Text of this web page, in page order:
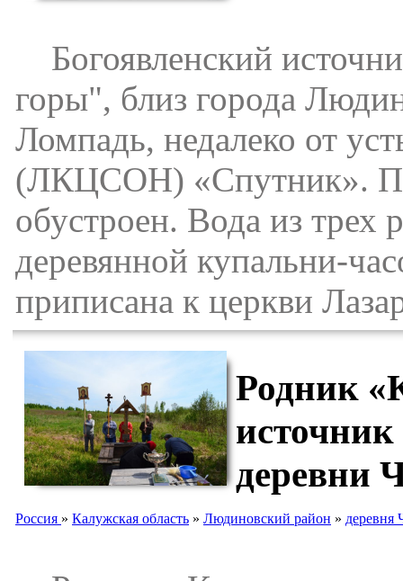
Богоявленский
горы", близ города
Ломпадь, недалеко от
(ЛКЦСОН) «Спутник».
обустроен. Вода из трех
деревянной купальни-
приписана к церкви
Родник
деревни
Россия » Калужская область » Людиновский район » деревня